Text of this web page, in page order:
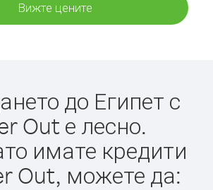
Вижте цените
до Египет с
Out е лесно.
имате кредити
Out, можете да: